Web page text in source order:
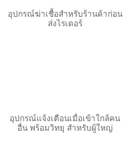
อุปกรณ์ฆ่าเชื้อสำหรับร้านค้าก่อน
ส่งไรเดอร์
อุปกรณ์แจ้งเตือนเมื่อเข้าใกล้คน
อื่น พร้อมวิทยุ สำหรับผู้ใหญ่